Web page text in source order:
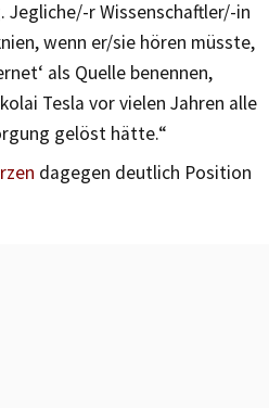
r Wissenschaftler/-in
wenn er/sie hören müsste,
als Quelle benennen,
Tesla vor vielen Jahren alle
gelöst hätte.“
dagegen deutlich Position